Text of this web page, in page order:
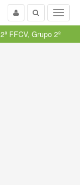
Menu
Buscar
Usuario
2ª FFCV, Grupo 2º